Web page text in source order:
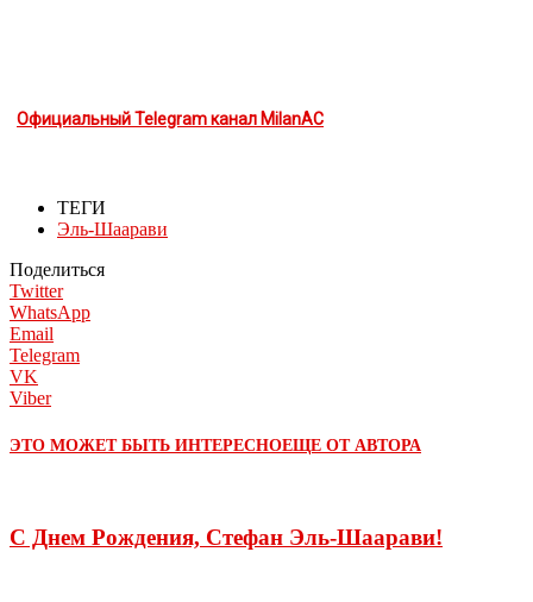
Официальный Telegram канал MilanAC
ТЕГИ
Эль-Шаарави
Поделиться
Twitter
WhatsApp
Email
Telegram
VK
Viber
ЭТО МОЖЕТ БЫТЬ ИНТЕРЕСНОЕЩЕ ОТ АВТОРА
С Днем Рождения, Стефан Эль-Шаарави!